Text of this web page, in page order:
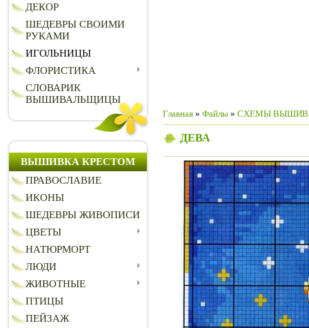
ДЕКОР
ШЕДЕВРЫ СВОИМИ
РУКАМИ
ИГОЛЬНИЦЫ
ФЛОРИСТИКА
СЛОВАРИК
ВЫШИВАЛЬЩИЦЫ
ВЫШИВКА КРЕСТОМ
ПРАВОСЛАВИЕ
ИКОНЫ
ШЕДЕВРЫ ЖИВОПИСИ
ЦВЕТЫ
НАТЮРМОРТ
ЛЮДИ
ЖИВОТНЫЕ
ПТИЦЫ
ПЕЙЗАЖ
Главная » Файлы » СХЕМЫ
ДЕВА